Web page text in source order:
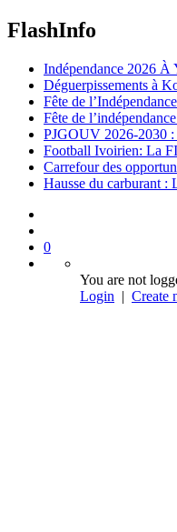
FlashInfo
Indépendance 2026 À
Déguerpissements à
Fête de
Fête de
PJGOUV 2026-2030 :
Football Ivoirien: La
Carrefour des
Hausse du carburant :
0
You are not
Login | Create